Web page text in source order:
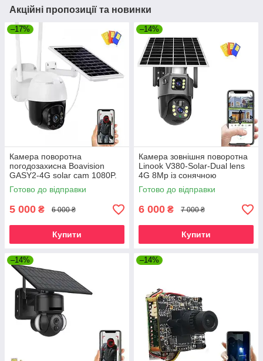
Акційні пропозиції та новинки
–17%
Камера поворотна
погодозахисна Boavision
GASY2-4G solar cam 1080P.
Camhi Pro
Готово до відправки
5 000 ₴ 6 000 ₴
Купити
–14%
Камера зовнішня поворотна
Linook V380-Solar-Dual lens
4G 8Mp із сонячною
панеллю. V380Pro
Готово до відправки
6 000 ₴ 7 000 ₴
Купити
–14% –14%